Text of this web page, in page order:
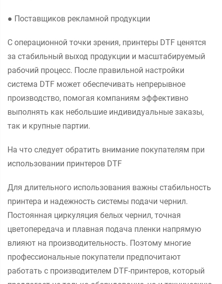
● Поставщиков рекламной продукции
С операционной точки зрения, принтеры DTF ценятся
за стабильный выход продукции и масштабируемый
рабочий процесс. После правильной настройки
система DTF может обеспечивать непрерывное
производство, помогая компаниям эффективно
выполнять как небольшие индивидуальные заказы,
так и крупные партии.
На что следует обратить внимание покупателям при
использовании принтеров DTF
Для длительного использования важны стабильность
принтера и надежность системы подачи чернил.
Постоянная циркуляция белых чернил, точная
цветопередача и плавная подача пленки напрямую
влияют на производительность. Поэтому многие
профессиональные покупатели предпочитают
работать с производителем DTF-принтеров, который